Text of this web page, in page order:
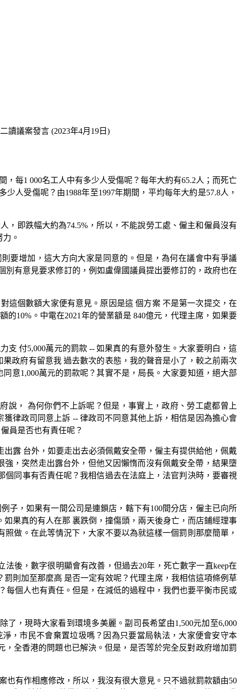
讀議案發言 (2023年4月19日)
每1 000名工人中有多少人受傷呢？每年大約有65.2人；而死亡
人受傷呢？由1988年至1997年期間，平均每年大約是57.8人，
，即跌幅大約為74.5%，所以，不能說勞工處、僱主和僱員沒有
。
要增加，這大方向大家是同意的。但是，為何在議會中有爭議
有意見要求修訂的，例如盧偉國議員提出要修訂的，政府也在
這個數額大家便有意見。原因是這 個方案 不是第一次提交，在
10%。中電在2021年的營業額是 840億元，代理主席，如果要
支 付5,000萬元的罰款 -- 如果真的有意外發生。大家要明白，這
政府有留意我 過去數次的表態，我的聲音是小了，較之前兩次
意1,000萬元的罰款呢？其實不是，局長。大家要知道，絕大部
說， 為何你們不上訴呢？但是，事實上，政府、勞工處都曾上
律政司同意上訴 -- 律政司不同意其他上訴，相信是因為擔心會
員是否也有責任呢？
露 台外，如要走出去必須佩戴安全帶，僱主有提供給他，佩戴
，突然走出露台外，但他又因懶惰而沒有佩戴安全帶，結果墮
同事有否責任呢？我相信過去在法庭上，法官判決時，要審視
子，如果有一間公司是連鎖店，轄下有100間分店，僱主已向所
果真的有人在那 裏跌倒，撞傷頭，兩天後身亡，而店鋪經理事
做。在此等情況下，大家不要以為就這樣一個罰則那麼簡單，
後，數字很明顯會有改善，但過去20年，死亡數字一直keep在
則加至那麼高 是否一定有效呢？代理主席，我相信這項條例草
個人也有責任。但是，在減低的過程中，我們也要平衡市民或
，現時大家看到環境多美麗。副司長希望由1,500元加至6,000
，市民不會棄置垃圾嗎？因為只要當局執法，大家便會安守本
全香港的問題也已解決。但是，是否等於完全反對政府增加罰
有作相應修改，所以，我沒有很大意見。只不過就罰款額由50